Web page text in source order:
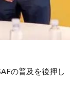
の普及を後押し